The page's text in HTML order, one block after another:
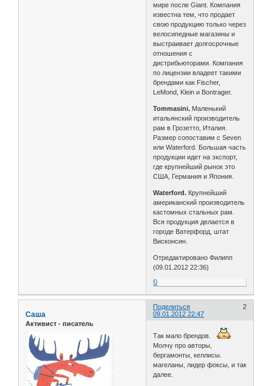
мире после Giant. Компания
известна тем, что продает
свою продукцию только через
велосипедные магазины и
выстраивает долгосрочные
отношения с
дистрибьюторами. Компания
по лицензии владеет такими
брендами как Fischer,
LeMond, Klein и Bontrager.
Tommasini. Маленький
итальянский производитель
рам в Грозетто, Италия.
Размер сопоставим с Seven
или Waterford. Большая часть
продукции идет на экспорт,
где крупнейший рынок это
США, Германия и Япония.
Waterford. Крупнейший
американский производитель
кастомных стальных рам.
Вся продукция делается в
городе Ватерфорд, штат
Висконсин.
Отредактировано Филипп
(09.01.2012 22:36)
0
Поделиться
2
09.01.2012 22:47
Саша
Активист - писатель
Так мало брендов.
Молчу про авторы,
бергамонты, келлисы.
магеланы, лидер фоксы, и так
далее.